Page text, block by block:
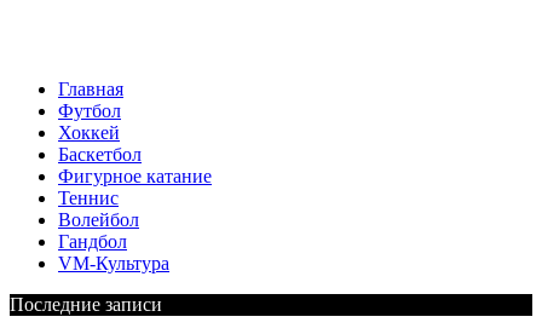
Главная
Футбол
Хоккей
Баскетбол
Фигурное катание
Теннис
Волейбол
Гандбол
VM-Культура
Последние записи